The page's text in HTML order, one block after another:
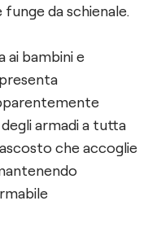
da schienale.
ai bambini e
armadi a tutta
che accoglie